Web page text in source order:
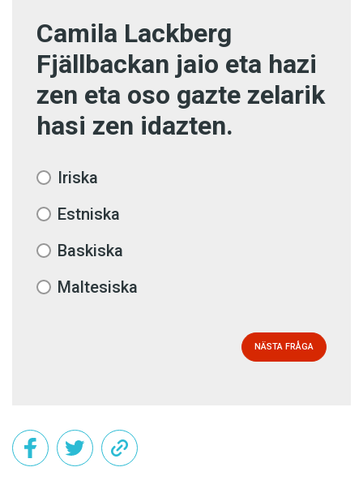
Camila Lackberg
Fjällbackan jaio eta hazi
zen eta oso gazte zelarik
hasi zen idazten.
Iriska
Estniska
Baskiska
Maltesiska
NÄSTA FRÅGA